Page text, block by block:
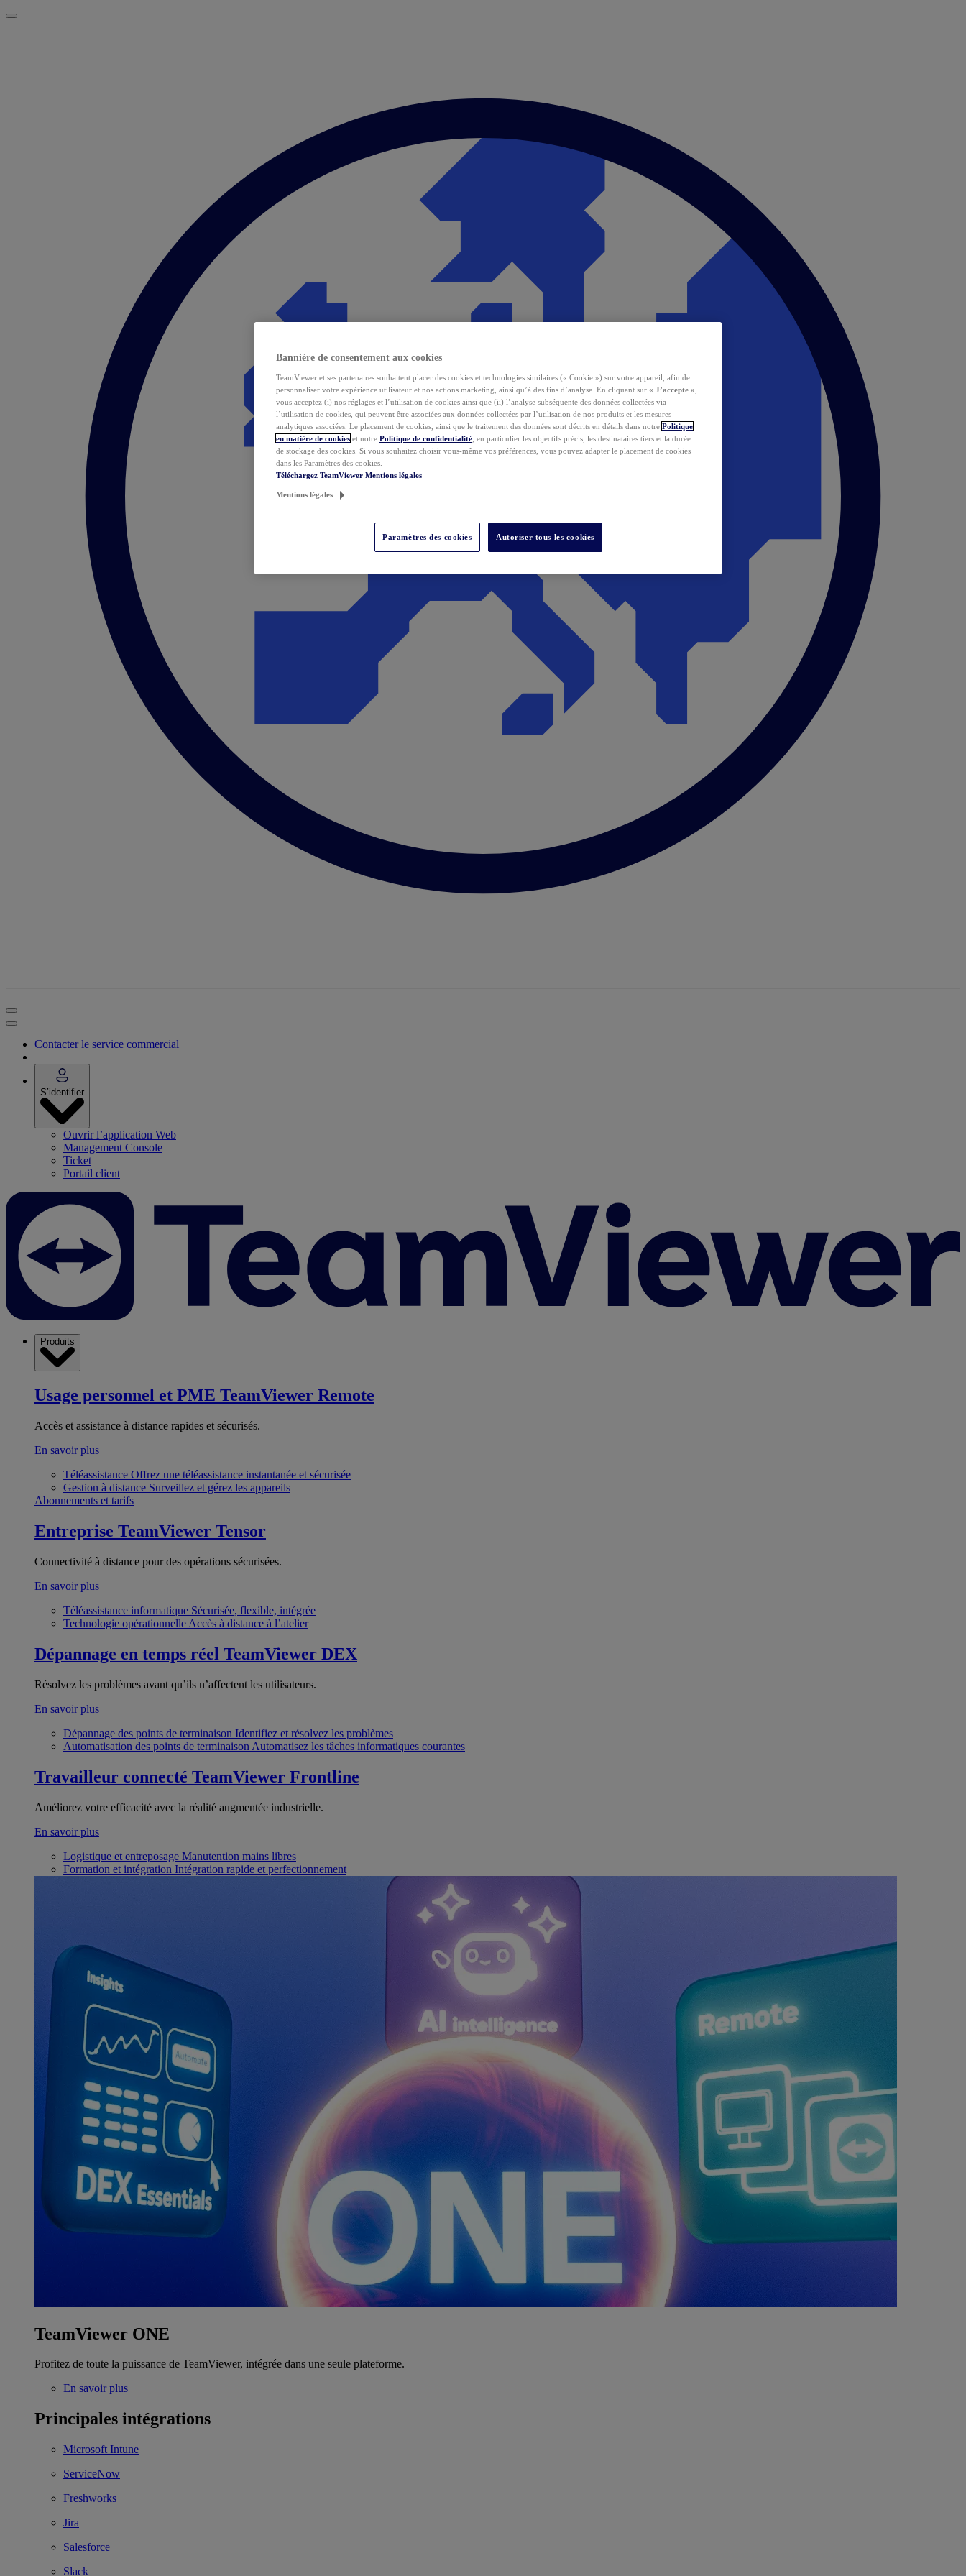
Contacter le service commercial
S’identifier
Ouvrir l’application Web
Management Console
Ticket
Portail client
Produits
Usage personnel et PME TeamViewer Remote
Accès et assistance à distance rapides et sécurisés.
En savoir plus
Téléassistance Offrez une téléassistance instantanée et sécurisée
Gestion à distance Surveillez et gérez les appareils
Abonnements et tarifs
Entreprise TeamViewer Tensor
Connectivité à distance pour des opérations sécurisées.
En savoir plus
Téléassistance informatique Sécurisée, flexible, intégrée
Technologie opérationnelle Accès à distance à l’atelier
Dépannage en temps réel TeamViewer DEX
Résolvez les problèmes avant qu’ils n’affectent les utilisateurs.
En savoir plus
Dépannage des points de terminaison Identifiez et résolvez les problèmes
Automatisation des points de terminaison Automatisez les tâches informatiques courantes
Travailleur connecté TeamViewer Frontline
Améliorez votre efficacité avec la réalité augmentée industrielle.
En savoir plus
Logistique et entreposage Manutention mains libres
Formation et intégration Intégration rapide et perfectionnement
TeamViewer ONE
Profitez de toute la puissance de TeamViewer, intégrée dans une seule plateforme.
En savoir plus
Principales intégrations
Microsoft Intune
ServiceNow
Freshworks
Jira
Salesforce
Slack
Bannière de consentement aux cookies
TeamViewer et ses partenaires souhaitent placer des cookies et technologies similaires (« Cookie ») sur votre appareil, afin de
personnaliser votre expérience utilisateur et nos actions marketing, ainsi qu’à des fins d’analyse. En cliquant sur « J’accepte »
vous acceptez (i) nos réglages et l’utilisation de cookies ainsi que (ii) l’analyse subséquente des données collectées via
l’utilisation de cookies, qui peuvent être associées aux données collectées par l’utilisation de nos produits et les mesures
analytiques associées. Le placement de cookies, ainsi que le traitement des données sont décrits en détails dans notre Politique
en matière de cookies et notre Politique de confidentialité , en particulier les objectifs précis, les destinataires tiers et la durée
de stockage des cookies. Si vous souhaitez choisir vous-même vos préférences, vous pouvez adapter le placement de cookies
dans les Paramètres des cookies.
Téléchargez TeamViewer Mentions légales
Mentions légales
Paramètres des cookies Autoriser tous les cookies